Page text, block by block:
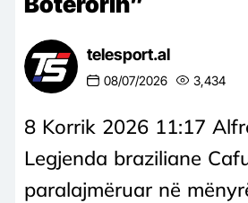
telesport.al
08/07/2026 3,434
8 Korrik 2026 11:17
Legjenda braziliane
paralajmëruar në